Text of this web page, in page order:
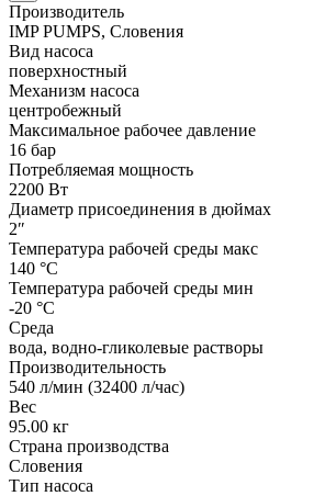
Производитель
IMP PUMPS, Словения
Вид насоса
поверхностный
Механизм насоса
центробежный
Максимальное рабочее давление
16 бар
Потребляемая мощность
2200 Вт
Диаметр присоединения в дюймах
2″
Температура рабочей среды макс
140 °С
Температура рабочей среды мин
-20 °С
Среда
вода, водно-гликолевые растворы
Производительность
540 л/мин (32400 л/час)
Вес
95.00 кг
Страна производства
Словения
Тип насоса